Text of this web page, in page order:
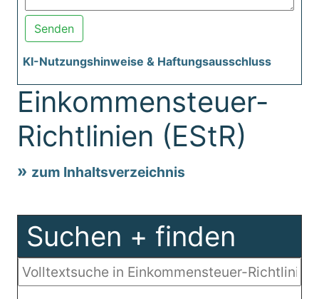
Senden
KI-Nutzungshinweise & Haftungsausschluss
Einkommensteuer-
Richtlinien (EStR)
zum Inhaltsverzeichnis
Suchen + finden